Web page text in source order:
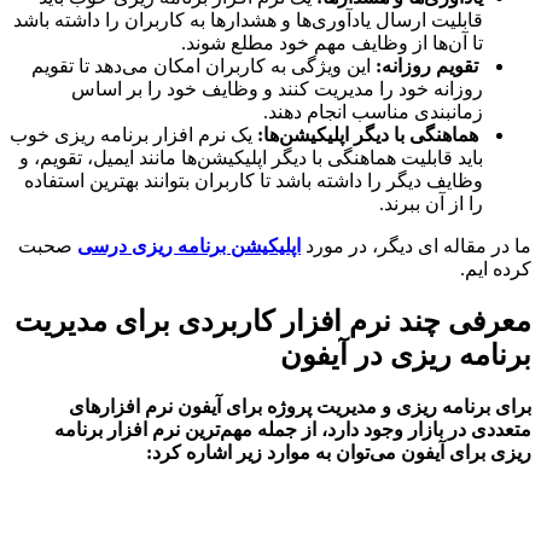
قابلیت ارسال یادآوری‌ها و هشدارها به کاربران را داشته باشد
تا آن‌ها از وظایف مهم خود مطلع شوند.
تقویم روزانه:این ویژگی به کاربران امکان می‌دهد تا تقویم
روزانه خود را مدیریت کنند و وظایف خود را بر اساس
زمانبندی مناسب انجام دهند.
هماهنگی با دیگر اپلیکیشن‌ها:یک نرم افزار برنامه ریزی خوب
باید قابلیت هماهنگی با دیگر اپلیکیشن‌ها مانند ایمیل، تقویم، و
وظایف دیگر را داشته باشد تا کاربران بتوانند بهترین استفاده
را از آن ببرند.
مقاله ای دیگر، در مورداپلیکیشن برنامه ریزی درسیصحبت
ایم.
چند نرم افزار کاربردی برای مدیریت
ریزی در آیفون
برنامه ریزی و مدیریت پروژه برای آیفون نرم افزارهای
در بازار وجود دارد، از جمله مهم‌ترین نرم افزار برنامه
برای آیفون می‌توان به موارد زیر اشاره کرد: